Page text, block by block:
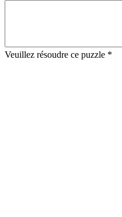
Veuillez résoudre ce puzzle *